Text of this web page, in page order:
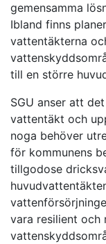
gemensamma
Ibland finns
vattentäkterna
till en större
SGU anser att
vattentäkt och
noga behöver
för kommunens
tillgodose
vara resilient och